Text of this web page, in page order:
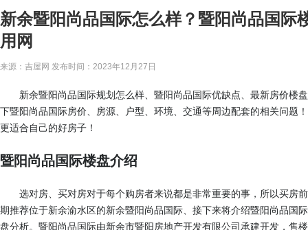
贤：我老婆挺喜欢的
新余暨阳尚品国际怎么样？暨阳尚品国际
用网
来源：吉屋网 发布时间：2023年12月27日
新余暨阳尚品国际规划怎么样、暨阳尚品国际优缺点、最新房价楼
下暨阳尚品国际房价、房源、户型、环境、交通等周边配套的相关问题
更适合自己的好房子！
暨阳尚品国际楼盘介绍
选对房、买对房对于每个购房者来说都是非常重要的事，所以买房
期推荐位于新余渝水区的新余暨阳尚品国际、接下来将介绍暨阳尚品国
盘分析。暨阳尚品国际由新余市暨阳房地产开发有限公司承建开发，售